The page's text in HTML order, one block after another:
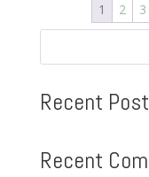
1 2 3
Recent
Recent